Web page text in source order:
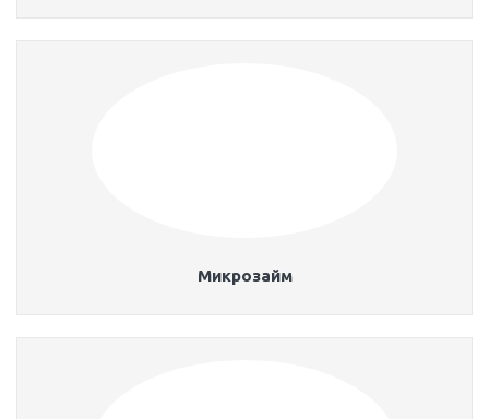
Микрозайм